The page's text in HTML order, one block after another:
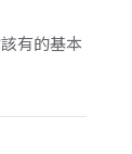
有的基本